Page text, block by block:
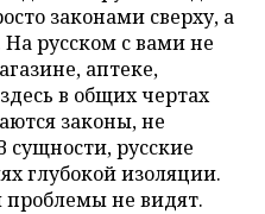
законами сверху, а
русском с вами не
аптеке,
в общих чертах
законы, не
русские
глубокой изоляции.
не видят.